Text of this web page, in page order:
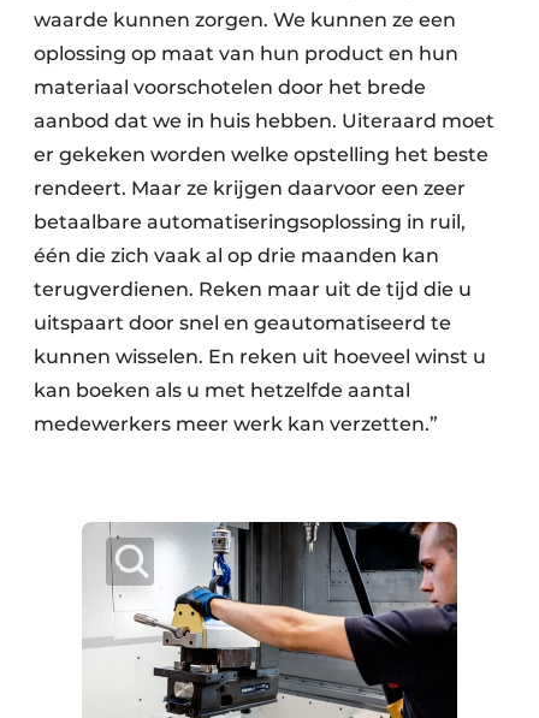
waarde kunnen zorgen. We kunnen ze een
oplossing op maat van hun product en hun
materiaal voorschotelen door het brede
aanbod dat we in huis hebben. Uiteraard moet
er gekeken worden welke opstelling het beste
rendeert. Maar ze krijgen daarvoor een zeer
betaalbare automatiseringsoplossing in ruil,
één die zich vaak al op drie maanden kan
terugverdienen. Reken maar uit de tijd die u
uitspaart door snel en geautomatiseerd te
kunnen wisselen. En reken uit hoeveel winst u
kan boeken als u met hetzelfde aantal
medewerkers meer werk kan verzetten.”